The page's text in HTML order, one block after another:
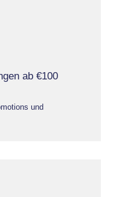
ab €100
und